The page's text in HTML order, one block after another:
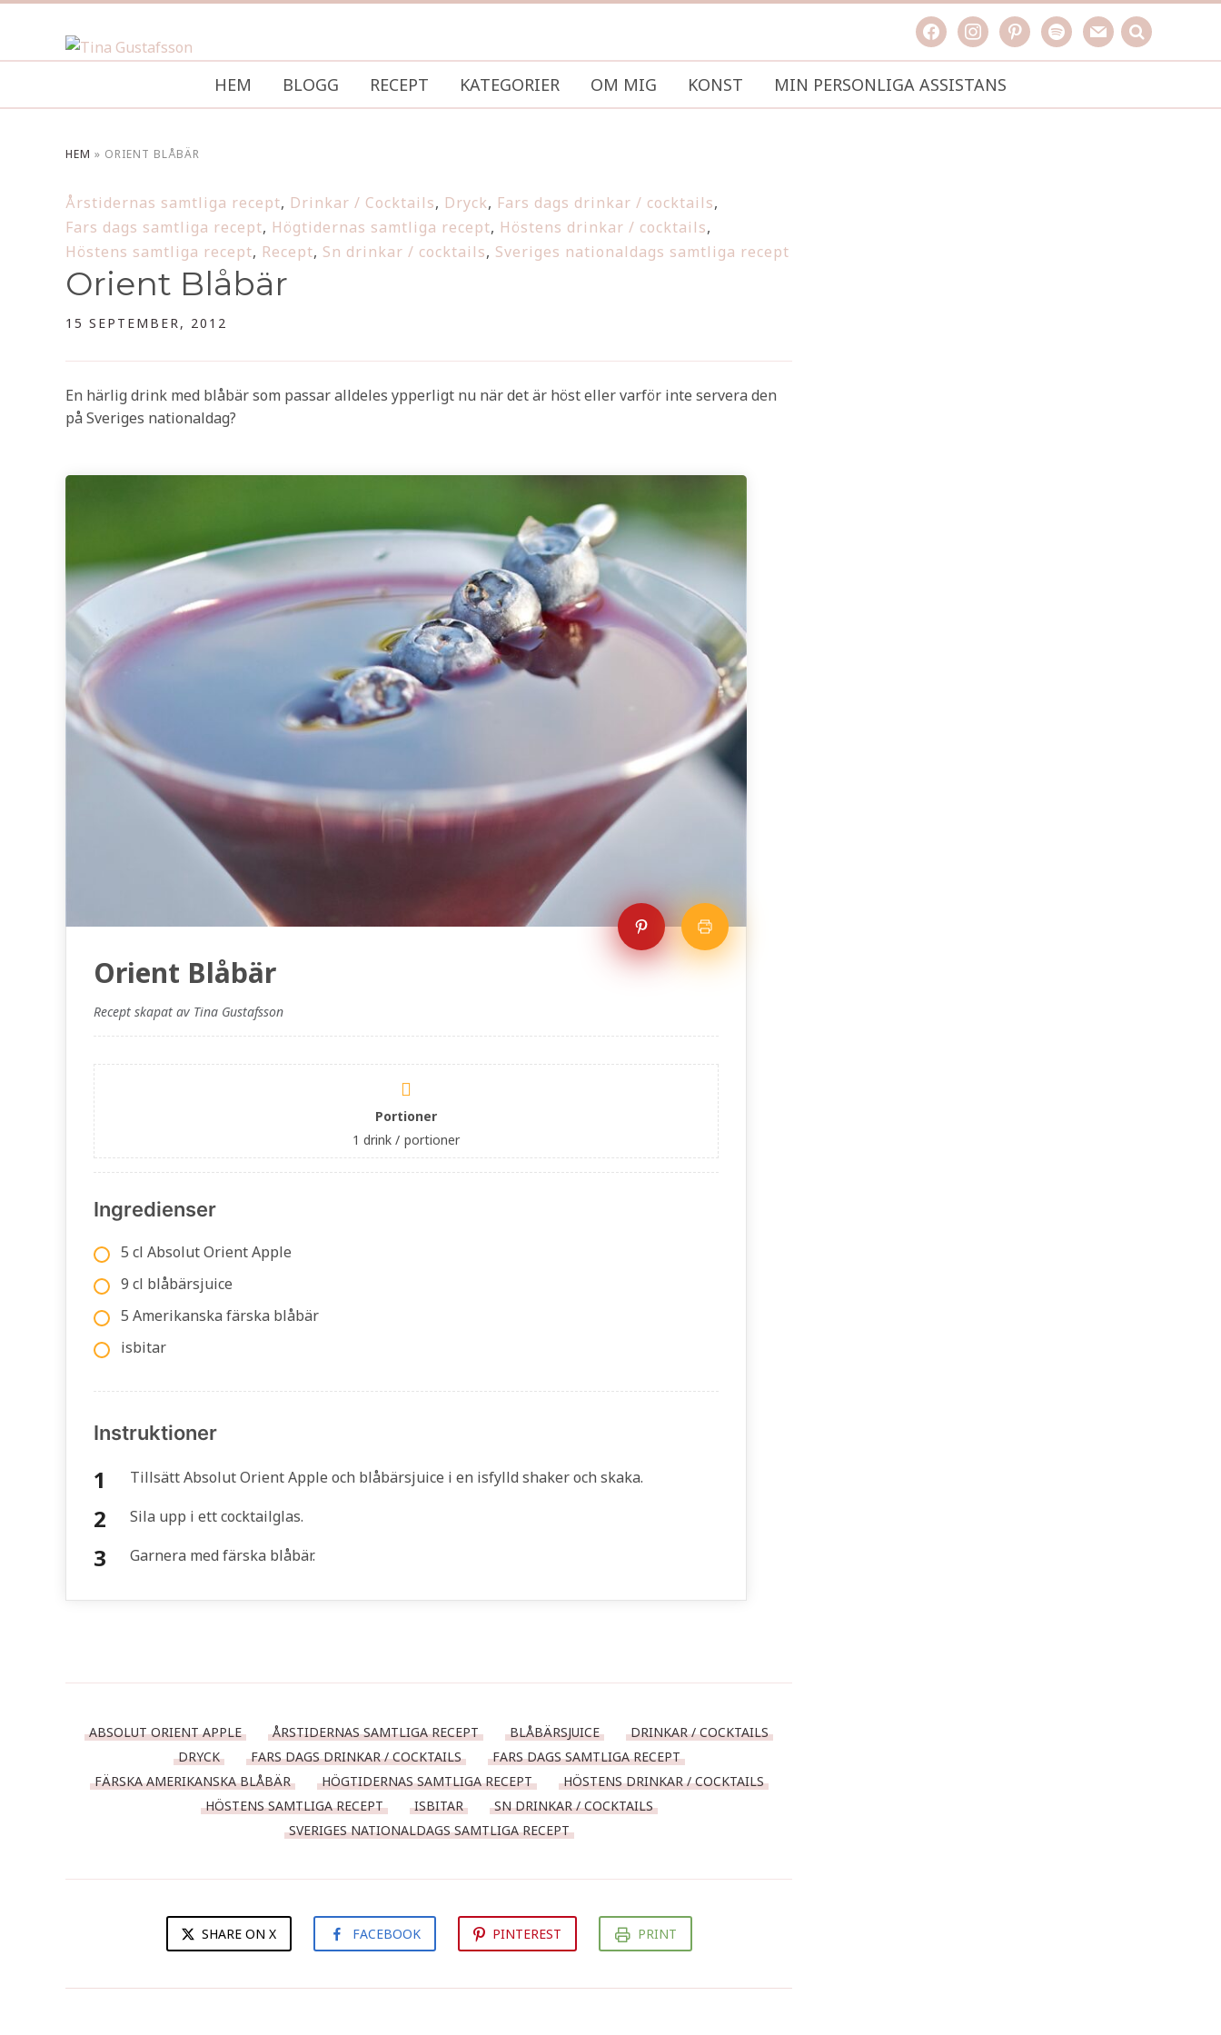
facebookinstagrampinterestspotifymail search
HEM BLOGG RECEPT KATEGORIER OM MIG KONST MIN PERSONLIGA ASSISTANS
HEM » ORIENT BLÅBÄR
Årstidernas samtliga recept, Drinkar / Cocktails, Dryck, Fars dags drinkar / cocktails,
Fars dags samtliga recept, Högtidernas samtliga recept, Höstens drinkar / cocktails,
Höstens samtliga recept, Recept, Sn drinkar / cocktails, Sveriges nationaldags samtliga recept
Orient Blåbär
15 SEPTEMBER, 2012
En härlig drink med blåbär som passar alldeles ypperligt nu när det är höst eller varför inte servera den
på Sveriges nationaldag?
Orient Blåbär
Recept skapat av Tina Gustafsson
Portioner
1 drink / portioner
Ingredienser
5 cl Absolut Orient Apple
9 cl blåbärsjuice
5 Amerikanska färska blåbär
isbitar
Instruktioner
Tillsätt Absolut Orient Apple och blåbärsjuice i en isfylld shaker och skaka.
Sila upp i ett cocktailglas.
Garnera med färska blåbär.
ABSOLUT ORIENT APPLE ÅRSTIDERNAS SAMTLIGA RECEPT BLÅBÄRSJUICE
DRINKAR / COCKTAILS
DRYCK
FARS DAGS DRINKAR / COCKTAILS
FARS DAGS SAMTLIGA RECEPT
FÄRSKA AMERIKANSKA BLÅBÄR
HÖGTIDERNAS SAMTLIGA RECEPT
HÖSTENS DRINKAR / COCKTAILS
HÖSTENS SAMTLIGA RECEPT
ISBITAR
SN DRINKAR / COCKTAILS
SVERIGES NATIONALDAGS SAMTLIGA RECEPT
SHARE ON X FACEBOOK PINTEREST PRINT